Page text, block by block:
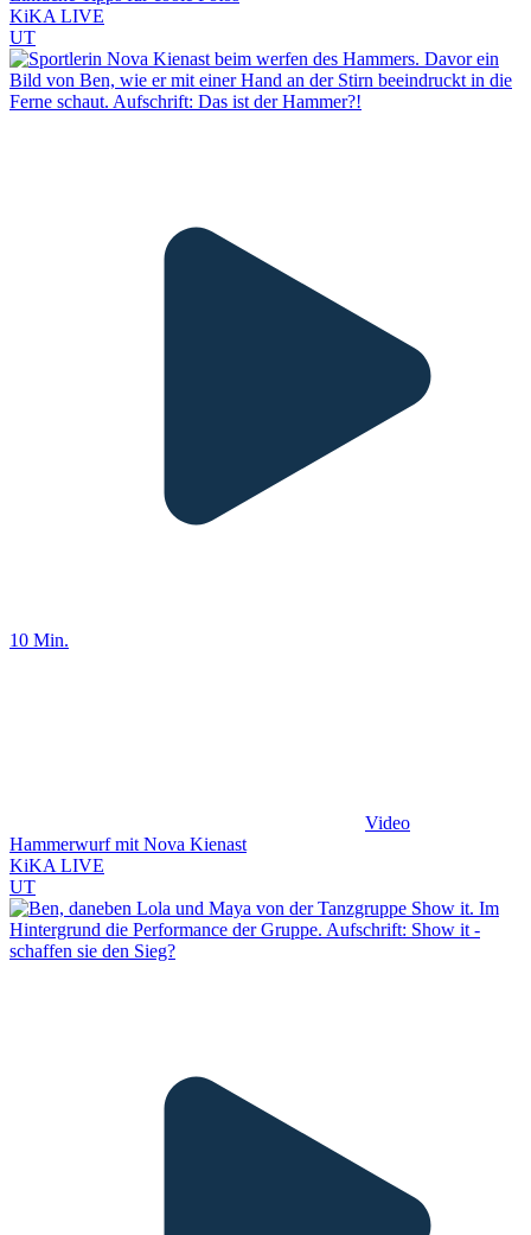
KiKA LIVE
UT
10 Min.
Video
Hammerwurf mit Nova Kienast
KiKA LIVE
UT